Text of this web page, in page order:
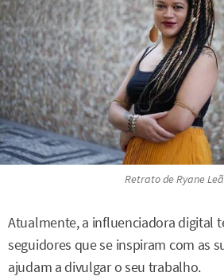
Retrato de Ryane
Atualmente, a influenciadora digital
seguidores que se inspiram com as
ajudam a divulgar o seu trabalho.